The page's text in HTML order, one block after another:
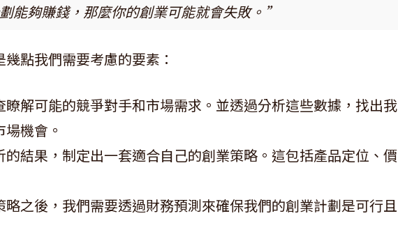
能夠賺錢，那麼你的創業可能就會失敗。”
點我們需要考慮的要素：
瞭解可能的競爭對手和市場需求。並透過分析這些數據，找出我
機會。
的結果，制定出一套適合自己的創業策略。這包括產品定位、價
略之後，我們需要透過財務預測來確保我們的創業計劃是可行且